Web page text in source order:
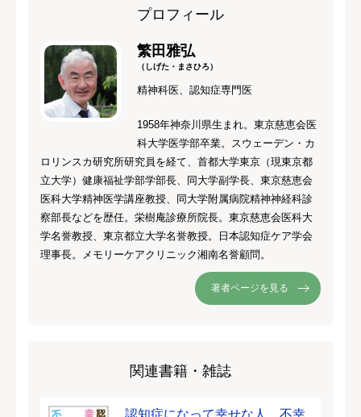
プロフィール
繁田雅弘
（しげた・まさひろ）
精神科医、認知症専門医
1958年神奈川県生まれ。東京慈恵会医
科大学医学部卒業。スウェーデン・カ
ロリンスカ研究所研究員を経て、首都大学東京（現東京都
立大学）健康福祉学部学部長、同大学副学長、東京慈恵会
医科大学精神医学講座教授、同大学附属病院精神神経科診
察部長などを歴任。栄樹庵診療所院長。東京慈恵会医科大
学名誉教授、東京都立大学名誉教授。日本認知症ケア学会
理事長。メモリーケアクリニック湘南名誉顧問。
著者ページを見る
関連書籍・雑誌
認知症になって幸せな人、不幸